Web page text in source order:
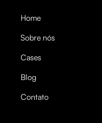
Home
Sobre nós
Cases
Blog
Contato